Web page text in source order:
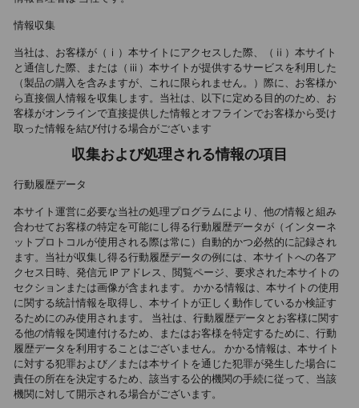
情報収集
当社は、お客様が（ⅰ）本サイトにアクセスした際、（ⅱ）本サイト
と通信した際、または（ⅲ）本サイトが提供するサービスを利用した
（製品の購入を含みますが、これに限られません。）際に、お客様か
ら直接個人情報を収集します。当社は、以下に定める目的のため、お
客様がオンラインで直接提供した情報とオフラインでお客様から受け
取った情報を結び付ける場合がございます
収集および処理される情報の項目
行動履歴データ
本サイト運営に必要な当社の処理プログラムにより、他の情報と組み
合わせてお客様の特定を可能にし得る行動履歴データが（インターネ
ットプロトコルが使用される際は常に）自動的かつ必然的に記録され
ます。当社が収集し得る行動履歴データの例には、本サイトへの各ア
クセス日時、発信元 IP アドレス、閲覧ページ、要求された本サイトの
セクションまたは画像が含まれます。 かかる情報は、本サイトの使用
に関する統計情報を取得し、本サイトが正しく動作しているか検証す
るためにのみ使用されます。 当社は、行動履歴データとお客様に関す
る他の情報を関連付けるため、またはお客様を特定するために、行動
履歴データを利用することはございません。 かかる情報は、本サイト
に対する犯罪および／または本サイトを通じた犯罪が発生した場合に
責任の所在を決定するため、該当する公的機関の手続に従って、当該
機関に対して開示される場合がございます。